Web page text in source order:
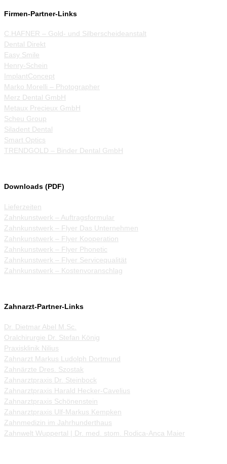
Firmen-Partner-Links
C.HAFNER – Gold- und Silberscheideanstalt
Dental Direkt
Easy Smile
Henry-Schein
ImplantConcept
Marko Morelli – Photographer
Merz Dental GmbH
Metaux Precieux GmbH
Scheu Group
Siladent Dental
Smart Optics
TRENDGOLD – Binder Dental GmbH
Downloads (PDF)
Lieferzeiten
Zahnkunstwerk – Auftragsformular
Zahnkunstwerk – Flyer Das Unternehmen
Zahnkunstwerk – Flyer Kooperation
Zahnkunstwerk – Flyer Phonetic
Zahnkunstwerk – Flyer Servicequalität
Zahnkunstwerk – Kostenvoranschlag
Zahnarzt-Partner-Links
Dr. Dietmar Abel M.Sc.
Oralchirurgie Dr. Stefan König
Praxisklinik Nilius
Zahnarzt Markus Ludolph Dortmund
Zahnärzte Dres. Szostak
Zahnarztpraxis Dr. Steinbock
Zahnarztpraxis Harald Hecker-Cavelius
Zahnarztpraxis Schönenstein
Zahnarztpraxis Ulf-Markus Kempken
Zahnmedizin im Jahrhunderthaus
Zahnwelt Wuppertal | Dr. med. stom. Rodica-Anca Maier